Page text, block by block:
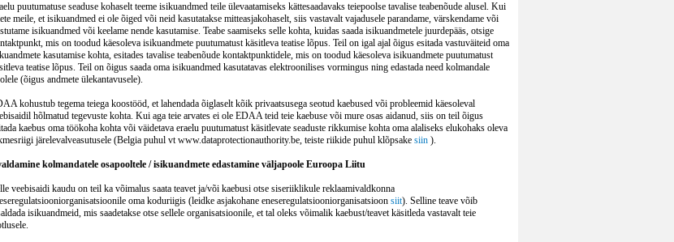
puutumatuse seaduse kohaselt teeme isikuandmed teile ülevaatamiseks kättesaadavaks teiepoolse tavalise teabenõude alusel. Kui
meile, et isikuandmed ei ole õiged või neid kasutatakse mitteasjakohaselt, siis vastavalt vajadusele parandame, värskendame või
isikuandmed või keelame nende kasutamise. Teabe saamiseks selle kohta, kuidas saada isikuandmetele juurdepääs, otsige
mis on toodud käesoleva isikuandmete puutumatust käsitleva teatise lõpus. Teil on igal ajal õigus esitada vastuväiteid oma
kasutamise kohta, esitades tavalise teabenõude kontaktpunktidele, mis on toodud käesoleva isikuandmete puutumatust
teatise lõpus. Teil on õigus saada oma isikuandmed kasutatavas elektroonilises vormingus ning edastada need kolmandale
(õigus andmete ülekantavusele).
kohustub tegema teiega koostööd, et lahendada õiglaselt kõik privaatsusega seotud kaebused või probleemid käesoleval
hõlmatud tegevuste kohta. Kui aga teie arvates ei ole EDAA teid teie kaebuse või mure osas aidanud, siis on teil õigus
kaebus oma töökoha kohta või väidetava eraelu puutumatust käsitlevate seaduste rikkumise kohta oma alaliseks elukohaks oleva
järelevalveasutusele (Belgia puhul vt www.dataprotectionauthority.be, teiste riikide puhul klõpsake siin ).
kolmandatele osapooltele / isikuandmete edastamine väljapoole Euroopa Liitu
veebisaidi kaudu on teil ka võimalus saata teavet ja/või kaebusi otse siseriiklikule reklaamivaldkonna
oma koduriigis (leidke asjakohane eneseregulatsiooniorganisatsioon siit). Selline teave võib
isikuandmeid, mis saadetakse otse sellele organisatsioonile, et tal oleks võimalik kaebust/teavet käsitleda vastavalt teie